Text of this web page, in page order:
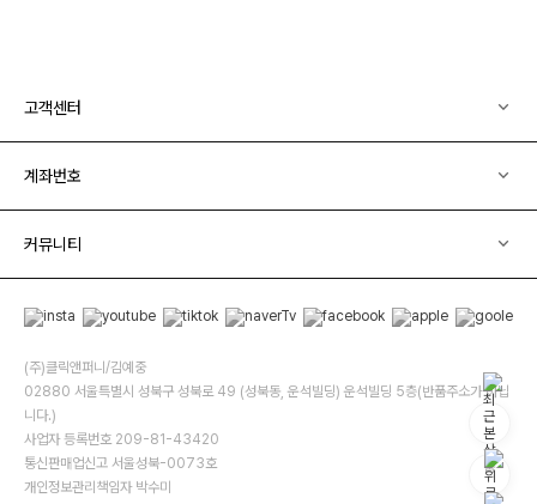
고객센터
계좌번호
커뮤니티
(주)클릭앤퍼니/김예중
02880 서울특별시 성북구 성북로 49 (성북동, 운석빌딩) 운석빌딩 5층(반품주소가 아닙
니다.)
사업자 등록번호 209-81-43420
통신판매업신고 서울성북-0073호
개인정보관리책임자 박수미